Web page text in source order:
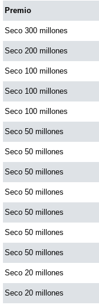
Premio
Seco 300 millones
Seco 200 millones
Seco 100 millones
Seco 100 millones
Seco 100 millones
Seco 50 millones
Seco 50 millones
Seco 50 millones
Seco 50 millones
Seco 50 millones
Seco 50 millones
Seco 50 millones
Seco 20 millones
Seco 20 millones